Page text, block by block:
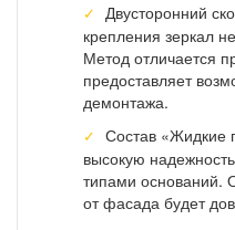
Двусторонний
крепления зеркал
Метод отличается
предоставляет
демонтажа.
Состав «Жидкие
высокую
типами оснований.
от фасада будет